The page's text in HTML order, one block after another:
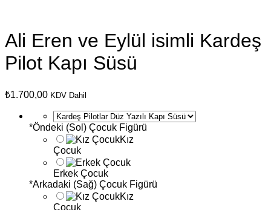
Ali Eren ve Eylül isimli Kardeş
Pilot Kapı Süsü
₺1.700,00 KDV Dahil
*Öndeki (Sol) Çocuk Figürü
Kız
Çocuk
Erkek Çocuk
*Arkadaki (Sağ) Çocuk Figürü
Kız
Çocuk